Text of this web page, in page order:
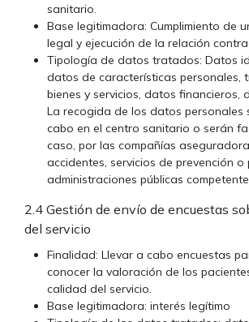
sanitario.
Base legitimadora: Cumplimiento de
legal y ejecución de la relación
Tipología de datos tratados: Datos
datos de características personales,
bienes y servicios, datos financieros,
La recogida de los datos personales
cabo en el centro sanitario o serán
caso, por las compañías
accidentes, servicios de prevención o
administraciones públicas
2.4 Gestión de envío de encuestas
del servicio
Finalidad: Llevar a cabo encuestas
conocer la valoración de los
calidad del servicio.
Base legitimadora: interés legítimo